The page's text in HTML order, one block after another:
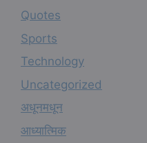
Quotes
Sports
Technology
Uncategorized
अधूनमधून
आध्यात्मिक